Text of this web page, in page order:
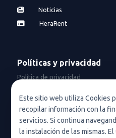
Este sitio web utiliza Cookies
recopilar información con la
servicios. Si continua
la instalación de las mismas.
Noticias
HeraRent
Políticas y privacidad
Política de privacidad
Política de privacidad en redes
Condiciones de uso
Política de cookies (UE)